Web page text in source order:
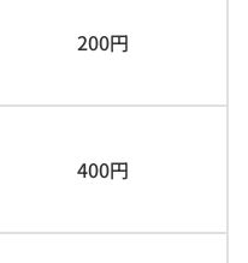
200円
400円